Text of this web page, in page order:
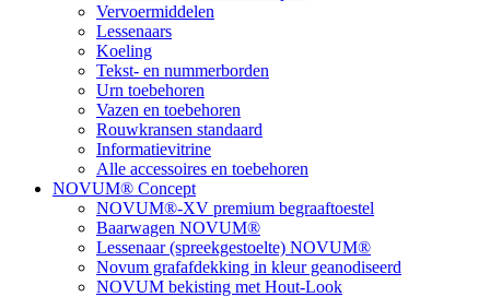
Vervoermiddelen
Lessenaars
Koeling
Tekst- en nummerborden
Urn toebehoren
Vazen en toebehoren
Rouwkransen standaard
Informatievitrine
Alle accessoires en toebehoren
NOVUM® Concept
NOVUM®-XV premium begraaftoestel
Baarwagen NOVUM®
Lessenaar (spreekgestoelte) NOVUM®
Novum grafafdekking in kleur geanodiseerd
NOVUM bekisting met Hout-Look